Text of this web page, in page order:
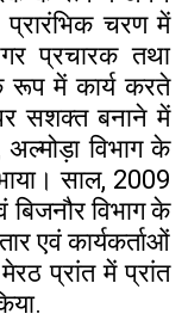
चरण में
प्रचारक तथा
रूप में कार्य करते
सशक्त बनाने में
विभाग के
साल, 2009
बिजनौर विभाग के
एवं कार्यकर्ताओं
प्रांत में प्रांत